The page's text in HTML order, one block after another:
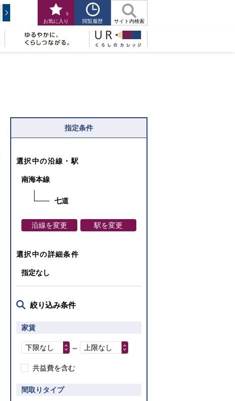
お気に入り
0
閲覧履歴 サイト内検索
指定条件
選択中の沿線・駅
南海本線
七道
沿線を変更 駅を変更
選択中の詳細条件
指定なし
絞り込み条件
家賃
下限なし ～ 上限なし
共益費を含む
間取りタイプ